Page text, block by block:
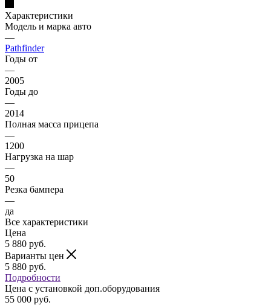
Характеристики
Модель и марка авто
—
Pathfinder
Годы от
—
2005
Годы до
—
2014
Полная масса прицепа
—
1200
Нагрузка на шар
—
50
Резка бампера
—
да
Все характеристики
Цена
5 880 руб.
Варианты цен
5 880 руб.
Подробности
Цена c установкой доп.оборудования
55 000 руб.